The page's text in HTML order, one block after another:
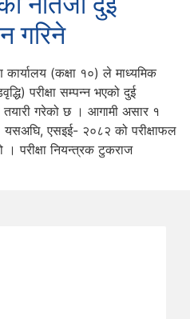
गरिने
कार्यालय (कक्षा १०) ले माध्यमिक
परीक्षा सम्पन्न भएको दुई
तयारी गरेको छ । आगामी असार १
एसइई- २०८२ को परीक्षाफल
। परीक्षा नियन्त्रक टुकराज